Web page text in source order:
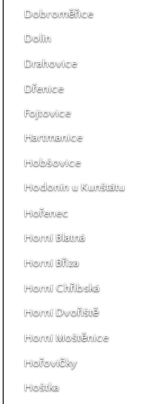
Dobroměřice
Dolín
Drahovice
Dřenice
Fojtovice
Hartmanice
Hobšovice
Hodonín u Kunštátu
Hořenec
Horní Blatná
Horní Bříza
Horní Chřibská
Horní Dvořiště
Horní Moštěnice
Hořovičky
Hoštka